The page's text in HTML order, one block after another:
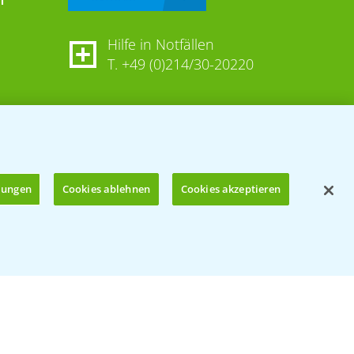
Hilfe in Notfällen
T. +49 (0)214/30-20220
Cookies ablehnen Cookies akzeptieren